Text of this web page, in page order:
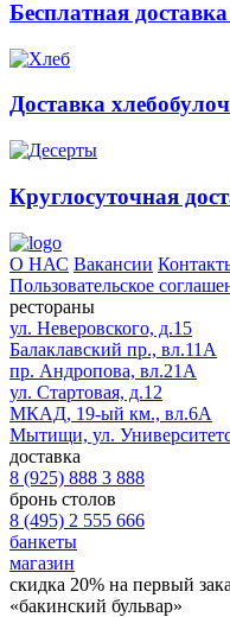
Бесплатная
Доставка
Круглосуточная
О НАС Вакансии
Пользовательское
рестораны
ул. Неверовского, д.15
Балаклавский пр., вл.11А
пр. Андропова, вл.21А
ул. Стартовая, д.12
МКАД, 19-ый км., вл.6А
Мытищи, ул.
доставка
8 (925) 888 3 888
бронь столов
8 (495) 2 555 666
банкеты
магазин
скидка 20% на первый
«бакинский бульвар»